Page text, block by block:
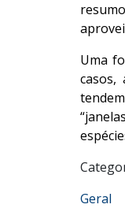
Uma
casos,
Geral